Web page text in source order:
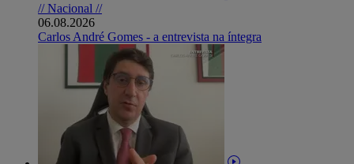
// Nacional //
06.08.2026
Carlos André Gomes - a entrevista na íntegra